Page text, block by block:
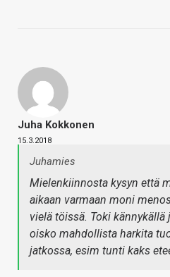
Juha Kokkonen
15.3.2018
Juhamies
Mielenkiinnosta kysyn että
aikaan varmaan moni
vielä töissä. Toki
oisko mahdollista harkita
jatkossa, esim tunti kaks